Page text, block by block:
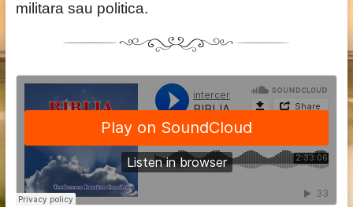
militara sau politica.